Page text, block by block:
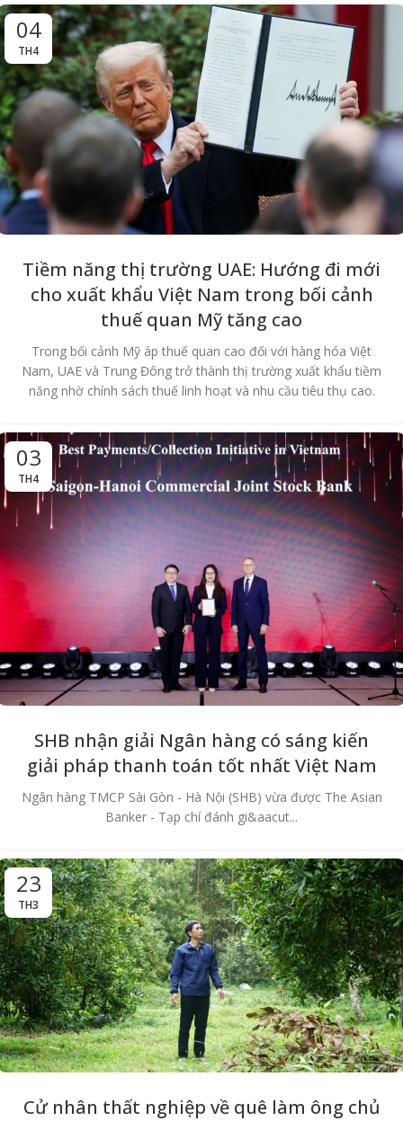
04
TH4
Tiềm năng thị trường UAE: Hướng đi mới
cho xuất khẩu Việt Nam trong bối cảnh
thuế quan Mỹ tăng cao
Trong bối cảnh Mỹ áp thuế quan cao đối với hàng hóa Việt
Nam, UAE và Trung Đông trở thành thị trường xuất khẩu tiềm
năng nhờ chính sách thuế linh hoạt và nhu cầu tiêu thụ cao.
03
TH4
SHB nhận giải Ngân hàng có sáng kiến
giải pháp thanh toán tốt nhất Việt Nam
Ngân hàng TMCP Sài Gòn - Hà Nội (SHB) vừa được The Asian
Banker - Tạp chí đánh gi&aacut...
23
TH3
Cử nhân thất nghiệp về quê làm ông chủ